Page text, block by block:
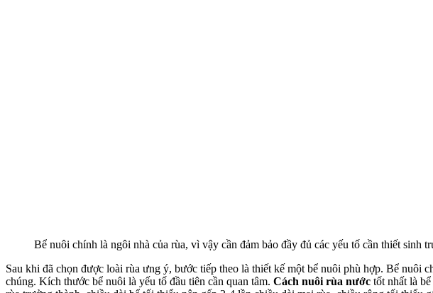
Bể nuôi chính là ngôi nhà của rùa, vì vậy cần đảm bảo đầy đủ các yếu tố cần thiết sinh
Sau khi đã chọn được loài rùa ưng ý, bước tiếp theo là thiết kế một bể nuôi phù hợp. Bể nuôi
chúng. Kích thước bể nuôi là yếu tố đầu tiên cần quan tâm. Cách nuôi rùa nước tốt nhất là